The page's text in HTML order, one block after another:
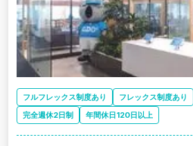
フルフレックス制度あり フレックス制度あり
完全週休2日制
年間休日120日以上